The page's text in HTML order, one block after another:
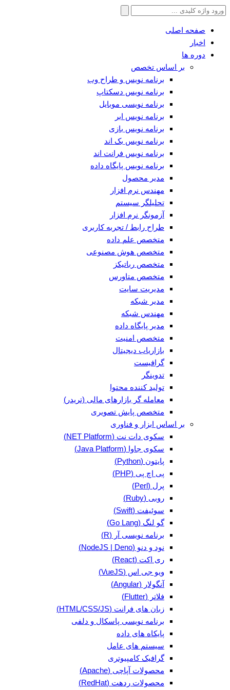
جستجو
صفحه اصلی
اخبار
دوره ها
بر اساس تخصص
برنامه نویس و طراح وب
برنامه نویس دسکتاپ
برنامه نویسی موبایل
برنامه نویس ابر
برنامه نویس بازی
برنامه نویس بک اند
برنامه نویس فرانت اند
برنامه نویس پایگاه داده
مدیر محصول
مهندس نرم افزار
تحلیلگر سیستم
آزمونگر نرم افزار
طراح رابط / تجربه کاربری
متخصص علم داده
متخصص هوش مصنوعی
متخصص رباتیکز
متخصص متاورس
مدیریت سایت
مدیر شبکه
مهندس شبکه
مدیر پایگاه داده
متخصص امنیت
بازاریاب دیجیتال
گرافیست
تدوینگر
تولید کننده محتوا
معامله گر بازارهای مالی (تریدر)
متخصص پایش تصویری
بر اساس ابزار و فناوری
سکوی دات نت (NET Platform)
سکوی جاوا (Java Platform)
پایتون (Python)
پی اچ پی (PHP)
پرل (Perl)
روبی (Ruby)
سوئیفت (Swift)
گو لنگ (Go Lang)
برنامه نویسی آر (R)
نود و دنو (NodeJS | Deno)
ری اکت (React)
ویو جی اس (VueJS)
آنگولار (Angular)
فلاتر (Flutter)
زبان های فرانت (HTML/CSS/JS)
برنامه نویسی پاسکال و دلفی
پایکاه های داده
سیستم های عامل
گرافیک کامپیوتری
محصولات آپاچی (Apache)
محصولات ردهت (RedHat)